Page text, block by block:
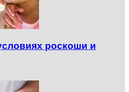
роскоши и